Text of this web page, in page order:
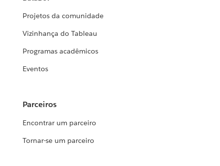
Projetos da comunidade
Vizinhança do Tableau
Programas acadêmicos
Eventos
Parceiros
Encontrar um parceiro
Tornar-se um parceiro